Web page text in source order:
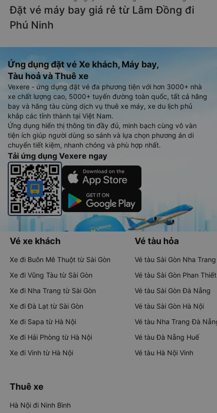
Đặt vé máy bay giá rẻ từ Lâm Đồng đi
Phú Ninh
Ứng dụng đặt vé Xe khách, Máy bay,
Tàu hoả và Thuê xe
Vexere - ứng dụng đặt vé đa phương tiện với hơn 3000+ nhà
xe chất lượng cao, 5000+ tuyến đường toàn quốc, tất cả hãng
bay và hãng tàu cùng dịch vụ thuê xe máy, xe du lịch phủ
khắp các tỉnh thành tại Việt Nam.
Ứng dụng hiển thị thông tin đầy đủ, minh bạch cùng vô vàn
tiện ích giúp người dùng so sánh và lựa chọn phương án di
chuyển tiết kiệm, nhanh chóng và phù hợp nhất.
Tải ứng dụng Vexere ngay
Vé xe khách
Xe đi Buôn Mê Thuột từ Sài Gòn
Xe đi Vũng Tàu từ Sài Gòn
Xe đi Nha Trang từ Sài Gòn
Xe đi Đà Lạt từ Sài Gòn
Xe đi Sapa từ Hà Nội
Xe đi Hải Phòng từ Hà Nội
Xe đi Vinh từ Hà Nội
Vé tàu hỏa
Vé tàu Sài Gòn Nha Trang
Vé tàu Sài Gòn Phan Thiết
Vé tàu Sài Gòn Đà Nẵng
Vé tàu Sài Gòn Hà Nội
Vé tàu Nha Trang Đà
Vé tàu Đà Nẵng Huế
Vé tàu Hà Nội Vinh
Thuê xe
Hà Nội đi Ninh Bình